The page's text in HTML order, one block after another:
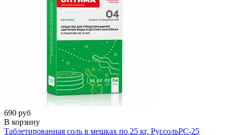
690 руб
В корзину
Таблетированная соль в мешках по 25 кг, РуссольРС-25